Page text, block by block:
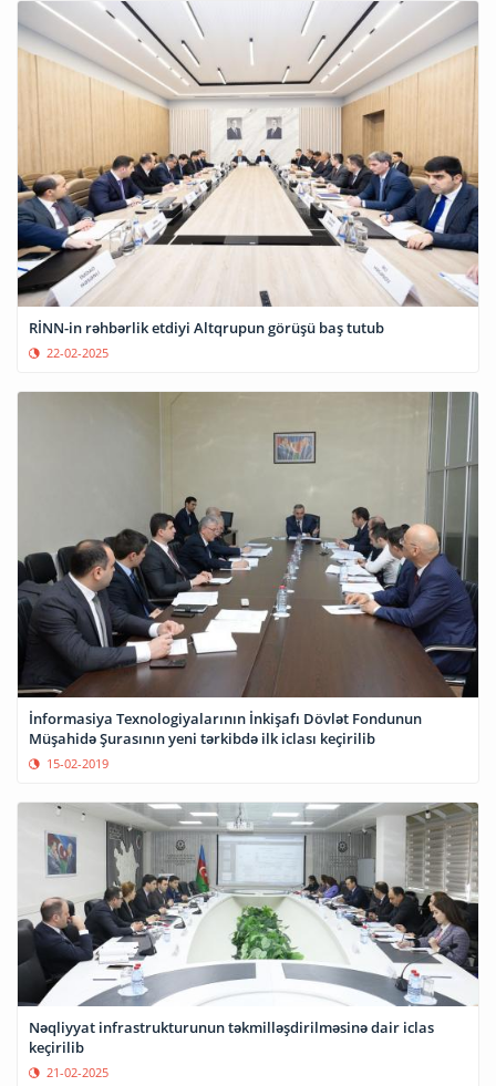
RİNN-in rəhbərlik etdiyi Altqrupun görüşü baş tutub
22-02-2025
İnformasiya Texnologiyalarının İnkişafı Dövlət Fondunun
Müşahidə Şurasının yeni tərkibdə ilk iclası keçirilib
15-02-2019
Nəqliyyat infrastrukturunun təkmilləşdirilməsinə dair iclas
keçirilib
21-02-2025